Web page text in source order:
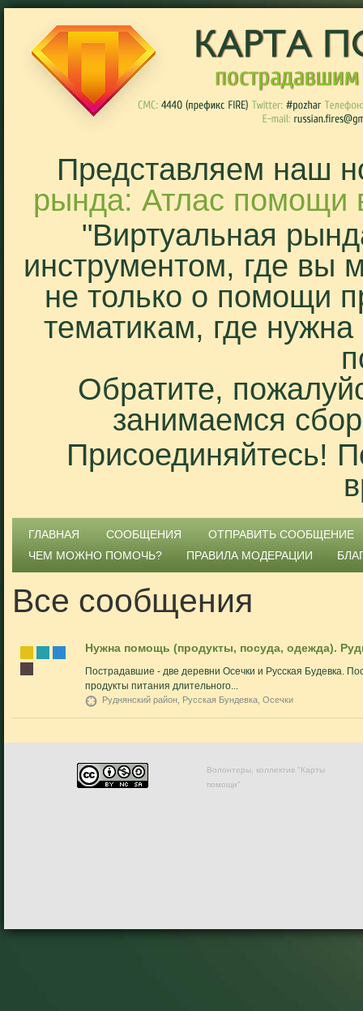
Представляем наш
рында: Атлас помощи
"Виртуальная
инструментом, где вы
не только о помощи
тематикам, где
Обратите,
занимаемся
Присоединяйтесь!
ГЛАВНАЯ СООБЩЕНИЯ
ОТПРАВИТЬ СООБЩЕНИЕ
ЧЕМ МОЖНО ПОМОЧЬ?
ПРАВИЛА МОДЕРАЦИИ
Все сообщения
Нужна помощь (продукты, посуда, одежда).
Пострадавшие - две деревни Осечки и Русская Будевка.
продукты питания длительного...
Руднянский район, Русская Бундевка, Осечки
Волонтеры, коллектив "Карты
помощи"